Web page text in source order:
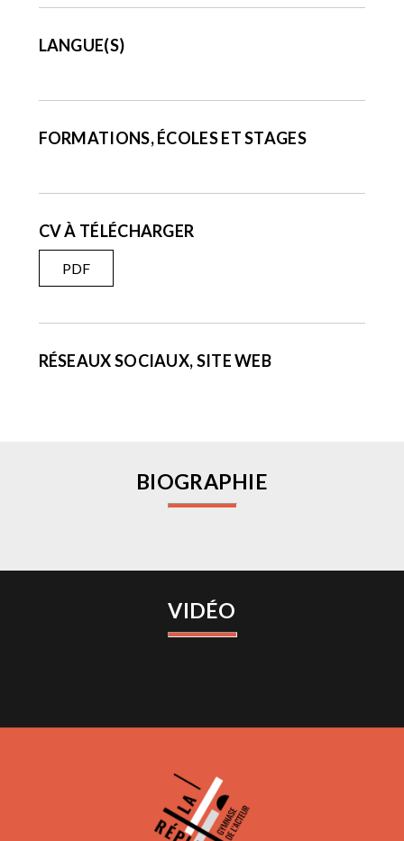
LANGUE(S)
FORMATIONS, ÉCOLES ET STAGES
CV À TÉLÉCHARGER
PDF
RÉSEAUX SOCIAUX, SITE WEB
BIOGRAPHIE
VIDÉO